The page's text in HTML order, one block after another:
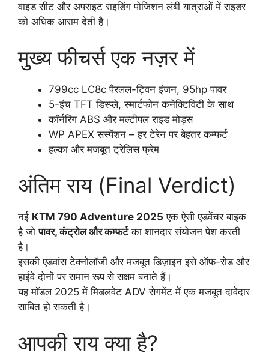
वाइड सीट और अपराइट राइडिंग पोजिशन लंबी यात्राओं में राइडर
को अधिक आराम देती है।
मुख्य फीचर्स एक नज़र में
799cc LC8c पैरलल-ट्विन इंजन, 95hp पावर
5-इंच TFT डिस्प्ले, स्मार्टफोन कनेक्टिविटी के साथ
कॉर्नरिंग ABS और मल्टीपल राइड मोड्स
WP APEX सस्पेंशन – हर टेरेन पर बेहतर कम्फर्ट
हल्का और मजबूत ट्रेलिस फ्रेम
अंतिम राय (Final Verdict)
नई KTM 790 Adventure 2025 एक ऐसी एडवेंचर बाइक
है जोपावर, कंट्रोल और कम्फर्टका शानदार संयोजन पेश करती
है।
इसकी एडवांस टेक्नोलॉजी और मजबूत डिज़ाइन इसे ऑफ-रोड और
हाईवे दोनों पर समान रूप से सक्षम बनाते हैं।
यह मॉडल 2025 में मिडलवेट ADV सेगमेंट में एक मजबूत दावेदार
साबित हो सकती है।
आपकी राय क्या है?